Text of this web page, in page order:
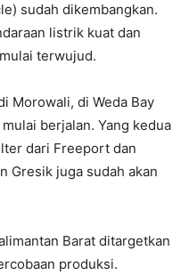
sudah dikembangkan.
listrik kuat dan
terwujud.
Morowali, di Weda Bay
berjalan. Yang kedua
dari Freeport dan
Gresik juga sudah akan
Barat ditargetkan
produksi.